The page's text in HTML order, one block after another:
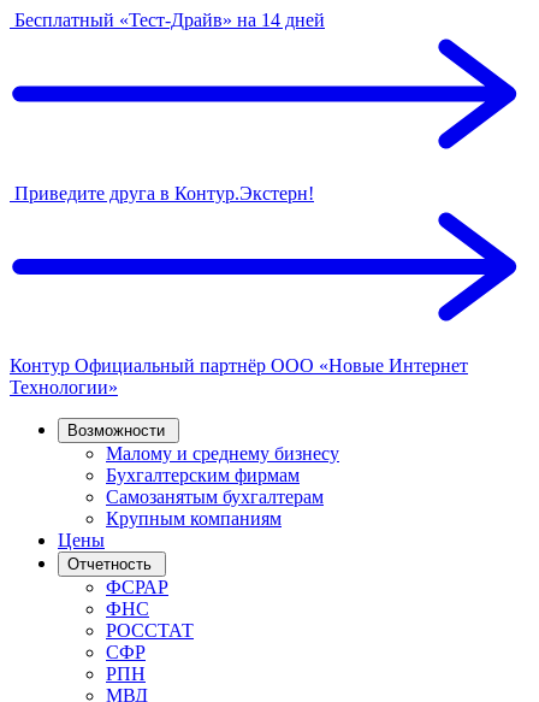
Бесплатный «Тест-Драйв» на 14 дней
Приведите друга в Контур.Экстерн!
Контур Официальный партнёр ООО «Новые Интернет
Технологии»
Возможности
Малому и среднему бизнесу
Бухгалтерским фирмам
Самозанятым бухгалтерам
Крупным компаниям
Цены
Отчетность
ФСРАР
ФНС
РОССТАТ
СФР
РПН
МВД